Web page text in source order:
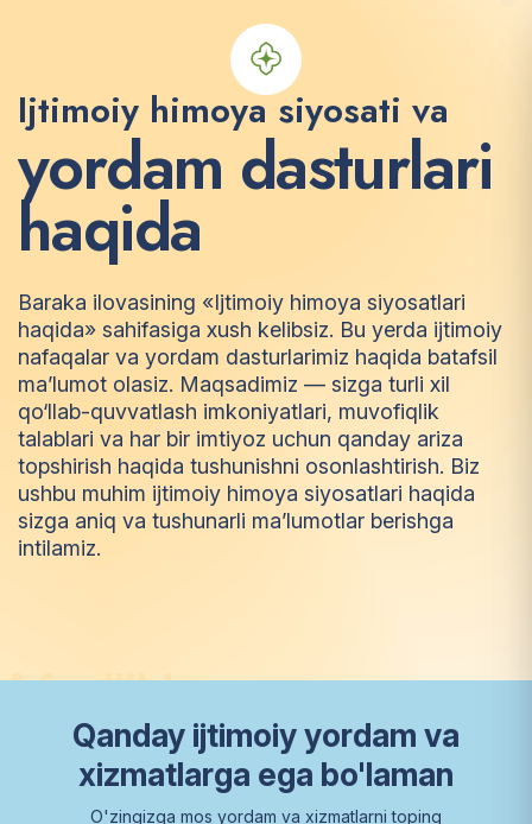
Ijtimoiy himoya siyosati va
yordam dasturlari
haqida
Baraka ilovasining «Ijtimoiy himoya siyosatlari
haqida» sahifasiga xush kelibsiz. Bu yerda ijtimoiy
nafaqalar va yordam dasturlarimiz haqida batafsil
ma’lumot olasiz. Maqsadimiz — sizga turli xil
qo‘llab-quvvatlash imkoniyatlari, muvofiqlik
talablari va har bir imtiyoz uchun qanday ariza
topshirish haqida tushunishni osonlashtirish. Biz
ushbu muhim ijtimoiy himoya siyosatlari haqida
sizga aniq va tushunarli ma’lumotlar berishga
intilamiz.
Afzalliklar
Qanday ijtimoiy yordam va
xizmatlarga ega bo'laman
O'zingizga mos yordam va xizmatlarni toping